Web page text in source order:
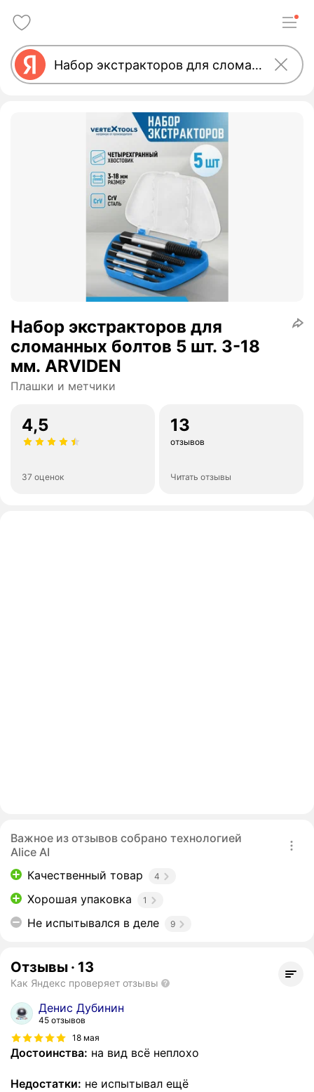
Набор экстракторов для
сломанных болтов 5 шт. 3-18
мм. ARVIDEN
Плашки и метчики
4,5
37 оценок
13
отзывов
Читать отзывы
Важное из отзывов собрано технологией
Alice AI
Качественный товар
4
Хорошая упаковка 1
Не испытывался в деле 9
Отзывы · 13
Как Яндекс проверяет отзывы
Денис Дубинин
45 отзывов
18 мая
Достоинства: на вид всё неплохо
Недостатки: не испытывал ещё